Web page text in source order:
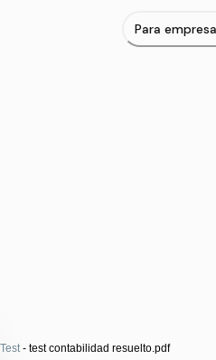
Test - test contabilidad resuelto.pdf
Para